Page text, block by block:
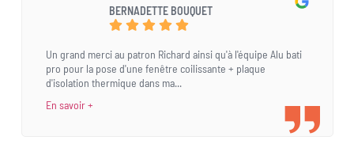
BERNADETTE BOUQUET
Un grand merci au patron Richard ainsi qu'à l'équipe Alu bati
pro pour la pose d'une fenêtre coilissante + plaque
d'isolation thermique dans ma...
En savoir +